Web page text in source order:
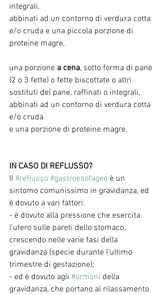
integrali,
abbinati ad un contorno di verdura cotta
e/o cruda e una piccola porzione di
proteine magre,
una porzione a cena, sotto forma di pane
(2 o 3 fette) o fette biscottate o altri
sostituti del pane, raffinati o integrali,
abbinati ad un contorno di verdura cotta
e/o cruda
e una porzione di proteine magre.
IN CASO DI REFLUSSO?
Il #reflusso #gastroesofageo è un
sintomo comunissimo in gravidanza, ed
è dovuto a vari fattori:
- è dovuto alla pressione che esercita
l’utero sulle pareti dello stomaco,
crescendo nelle varie fasi della
gravidanza (specie durante l’ultimo
trimestre di gestazione);
- ed è dovuto agli #ormoni della
gravidanza, che portano al rilassamento